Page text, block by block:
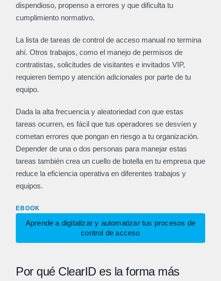
dispendioso, propenso a errores y que dificulta tu
cumplimiento normativo.
La lista de tareas de control de acceso manual no termina
ahí. Otros trabajos, como el manejo de permisos de
contratistas, solicitudes de visitantes e invitados VIP,
requieren tiempo y atención adicionales por parte de tu
equipo.
Dada la alta frecuencia y aleatoriedad con que estas
tareas ocurren, es fácil que tus operadores se desvíen y
cometan errores que pongan en riesgo a tu organización.
Depender de una o dos personas para manejar estas
tareas también crea un cuello de botella en tu empresa que
reduce la eficiencia operativa en diferentes trabajos y
equipos.
EBOOK
Aprende a digitalizar y automatizar tus procesos de
control de acceso
Por qué ClearID es la forma más